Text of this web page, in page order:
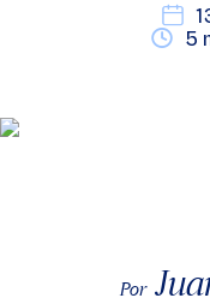
5
Por